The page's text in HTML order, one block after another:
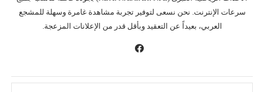
سرعات الإنترنت. نحن نسعى لتوفير تجربة مشاهدة غامرة وسهلة للمشجع
العربي، بعيداً عن التعقيد وبأقل قدر من الإعلانات المزعجة.